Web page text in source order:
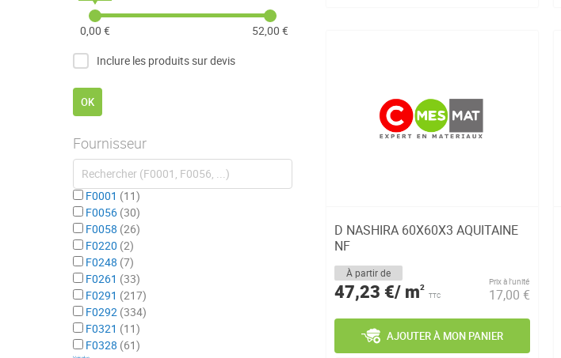
D NASHIRA 60X60X3 AQUITAINE
NF
À partir de
47,23 €/ m2
TTC
Prix à l’unité
17,00 €
AJOUTER À MON PANIER
0,00 €
52,00 €
Inclure les produits sur devis
OK
Fournisseur
F0001
11
F0056 30
F0058 26
F0220 2
F0248 7
F0261 33
F0291 217
F0292 334
F0321
11
F0328 61